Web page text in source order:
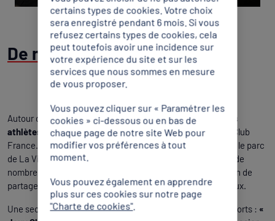
De nombreuses conférences
Autour d’une conférence« Vivre les Jeux au plus près des
athlètes »
, le CNOSF et le CPSF ont présenté le dispositif Club
France. Lors des Jeux Olympiques et Paralympiques 2024, le parc
de La Villette accueillera sur plus de 40 000 mètres carrés de
nombreuses animations sportives et citoyennes : l’occasion de
partager une expérience unique et vivre pleinement les Jeux.
Une seconde conférence organisée par le Ministère des Sports : «
certains types de cookies. Votre choix
sera enregistré pendant 6 mois. Si vous
refusez certains types de cookies, cela
peut toutefois avoir une incidence sur
votre expérience du site et sur les
services que nous sommes en mesure
de vous proposer.
Vous pouvez cliquer sur « Paramétrer les
cookies » ci-dessous ou en bas de
chaque page de notre site Web pour
modifier vos préférences à tout
moment.
Vous pouvez également en apprendre
plus sur ces cookies sur notre page
"Charte de cookies".